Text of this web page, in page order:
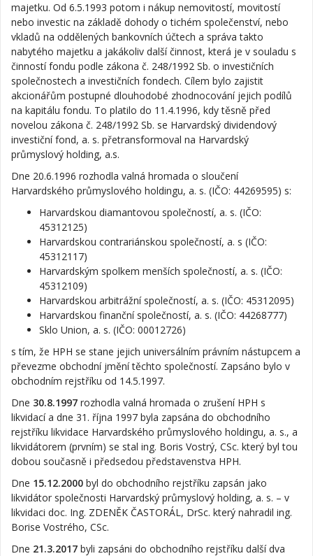
majetku. Od 6.5.1993 potom i nákup nemovitostí, movitostí
nebo investic na základě dohody o tichém společenství, nebo
vkladů na oddělených bankovních účtech a správa takto
nabytého majetku a jakákoliv další činnost, která je v souladu s
činností fondu podle zákona č. 248/1992 Sb. o investičních
společnostech a investičních fondech. Cílem bylo zajistit
akcionářům postupné dlouhodobé zhodnocování jejich podílů
na kapitálu fondu. To platilo do 11.4.1996, kdy těsně před
novelou zákona č. 248/1992 Sb. se Harvardský dividendový
investiční fond, a. s. přetransformoval na Harvardský
průmyslový holding, a.s.
Dne 20.6.1996 rozhodla valná hromada o sloučení
Harvardského průmyslového holdingu, a. s. (IČO: 44269595) s:
Harvardskou diamantovou společností, a. s. (IČO:
45312125)
Harvardskou contrariánskou společností, a. s (IČO:
45312117)
Harvardským spolkem menších společností, a. s. (IČO:
45312109)
Harvardskou arbitrážní společností, a. s. (IČO: 45312095)
Harvardskou finanční společností, a. s. (IČO: 44268777)
Sklo Union, a. s. (IČO: 00012726)
s tím, že HPH se stane jejich universálním právním nástupcem a
převezme obchodní jmění těchto společností. Zapsáno bylo v
obchodním rejstříku od 14.5.1997.
Dne 30.8.1997 rozhodla valná hromada o zrušení HPH s
likvidací a dne 31. října 1997 byla zapsána do obchodního
rejstříku likvidace Harvardského průmyslového holdingu, a. s., a
likvidátorem (prvním) se stal ing. Boris Vostrý, CSc. který byl tou
dobou současně i předsedou představenstva HPH.
Dne 15.12.2000 byl do obchodního rejstříku zapsán jako
likvidátor společnosti Harvardský průmyslový holding, a. s. – v
likvidaci doc. Ing. ZDENĚK ČASTORÁL, DrSc. který nahradil ing.
Borise Vostrého, CSc.
Dne 21.3.2017 byli zapsáni do obchodního rejstříku další dva